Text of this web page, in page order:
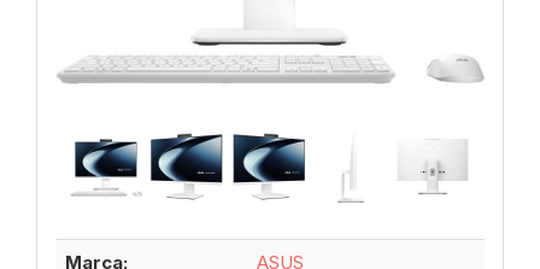
Marca:
ASUS